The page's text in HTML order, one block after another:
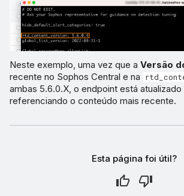
Neste exemplo, uma vez que a Versão
recente no Sophos Central e na
ambas 5.6.0.X, o endpoint está atualizado
referenciando o conteúdo mais recente.
Esta página foi útil?